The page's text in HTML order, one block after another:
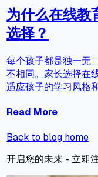
为什么在线教
选择？
每个孩子都是独一无
不相同。家长选择在
适应孩子的学习风格
Read More
Back to blog home
开启您的未来 - 立即